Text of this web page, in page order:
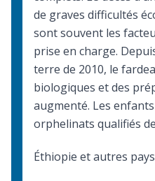
de graves difficultés
sont souvent les
prise en charge.
terre de 2010, le
biologiques et des
augmenté. Les
orphelinats qualifiés de
Éthiopie et autres